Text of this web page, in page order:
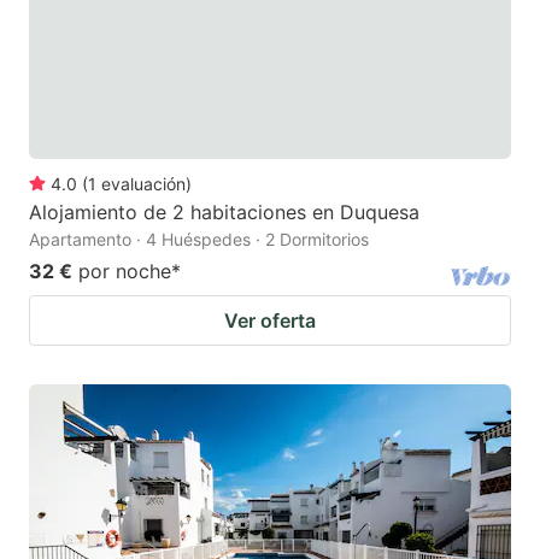
4.0 (1 evaluación)
Alojamiento de 2 habitaciones en Duquesa
Apartamento · 4 Huéspedes · 2 Dormitorios
32 € por noche*
Ver oferta